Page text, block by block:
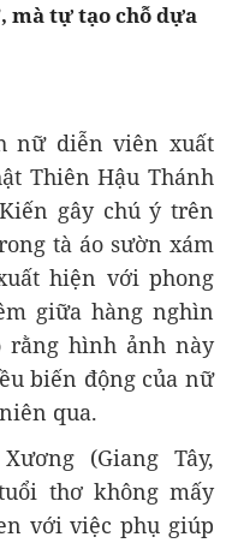
mà tự tạo chỗ dựa
nữ diễn viên xuất
Thiên Hậu Thánh
gây chú ý trên
tà áo sườn xám
hiện với phong
giữa hàng nghìn
rằng hình ảnh này
biến động của nữ
qua.
(Giang Tây,
thơ không mấy
với việc phụ giúp